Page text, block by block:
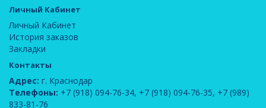
Личный Кабинет
Личный Кабинет
История заказов
Закладки
Контакты
Адрес: г. Краснодар
Телефоны: +7 (918) 094-76-34, +7 (918) 094-76-35, +7 (989)
833-81-76